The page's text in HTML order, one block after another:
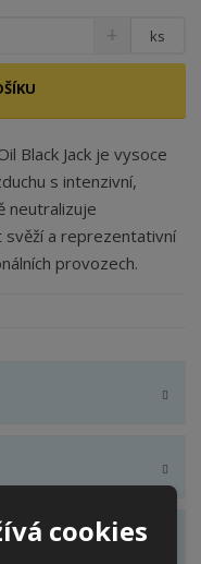
cookies
ks
Black Jack je vysoce
s intenzivní,
neutralizuje
a reprezentativní
provozech.